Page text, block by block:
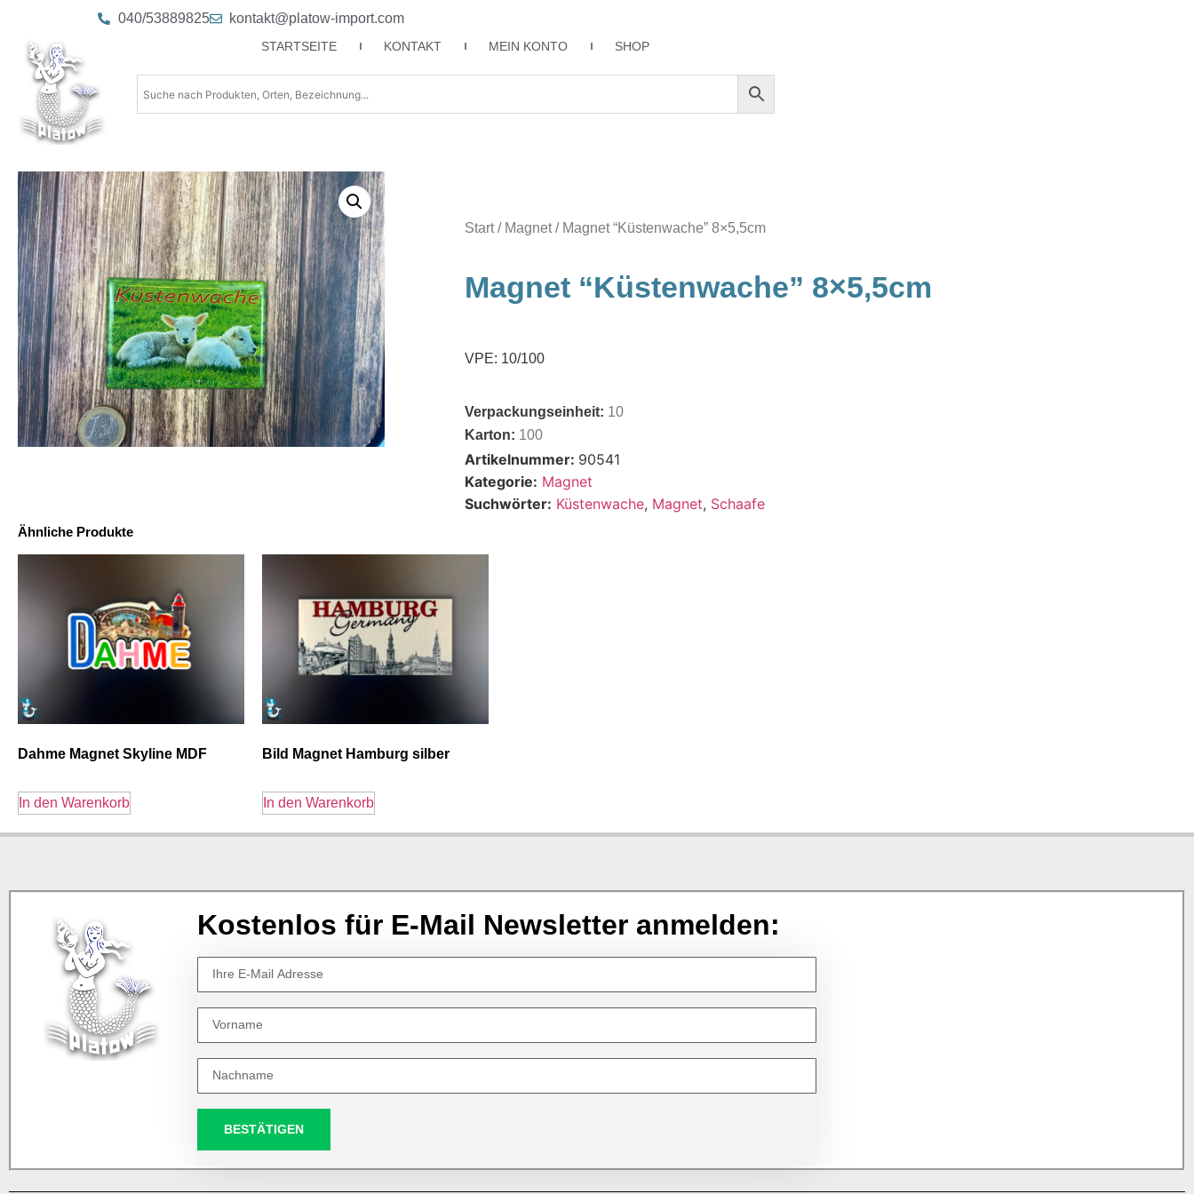
040/53889825 kontakt@platow-import.com
STARTSEITE KONTAKT MEIN KONTO SHOP
Start/ Magnet/ Magnet “Küstenwache” 8×5,5cm
Magnet “Küstenwache” 8×5,5cm
VPE: 10/100
Verpackungseinheit: 10
Karton: 100
Artikelnummer: 90541
Kategorie: Magnet
Suchwörter: Küstenwache, Magnet, Schaafe
Ähnliche Produkte
Dahme Magnet Skyline MDF
In den Warenkorb
Bild Magnet Hamburg silber
In den Warenkorb
Kostenlos für E-Mail Newsletter anmelden:
BESTÄTIGEN